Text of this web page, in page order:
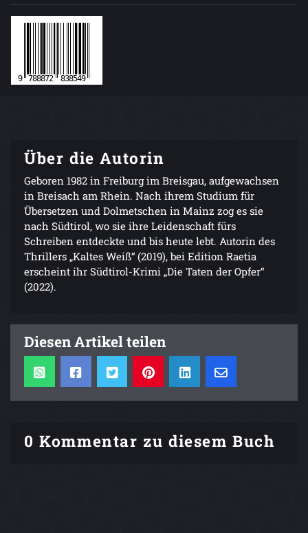
Über die Autorin
Geboren 1982 in Freiburg im Breisgau, aufgewachsen
in Breisach am Rhein. Nach ihrem Studium für
Übersetzen und Dolmetschen in Mainz zog es sie
nach Südtirol, wo sie ihre Leidenschaft fürs
Schreiben entdeckte und bis heute lebt. Autorin des
Thrillers „Kaltes Weiß“ (2019), bei Edition Raetia
erscheint ihr Südtirol-Krimi „Die Taten der Opfer“
(2022).
Diesen Artikel teilen
0 Kommentar zu diesem Buch